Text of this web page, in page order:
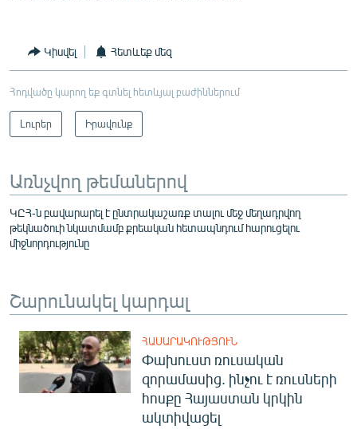
Կիսվել Հետևեք մեզ
Հոդվածը կարող եք գտնել հետևյալ բաժիններում
Լուրեր Իրավունք
Առնչվող թեմաներով
ԿԸՀ-ն բավարարել է ընտրակաշառք տալու մեջ մեղադրվող
թեկնածուի նկատմամբ քրեական հետապնդում հարուցելու
միջնորդությունը
Շարունակել կարդալ
ՀԱՍԱՐԱԿՈՒԹՅՈՒՆ
Փախուստ ռուսական
զորամասից. ինչու է ռուսների
հոսքը Հայաստան կրկին
ակտիվացել